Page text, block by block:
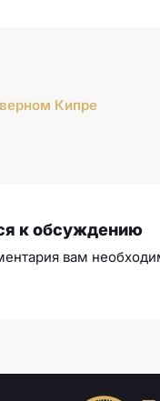
Кипре
к обсуждению
вам